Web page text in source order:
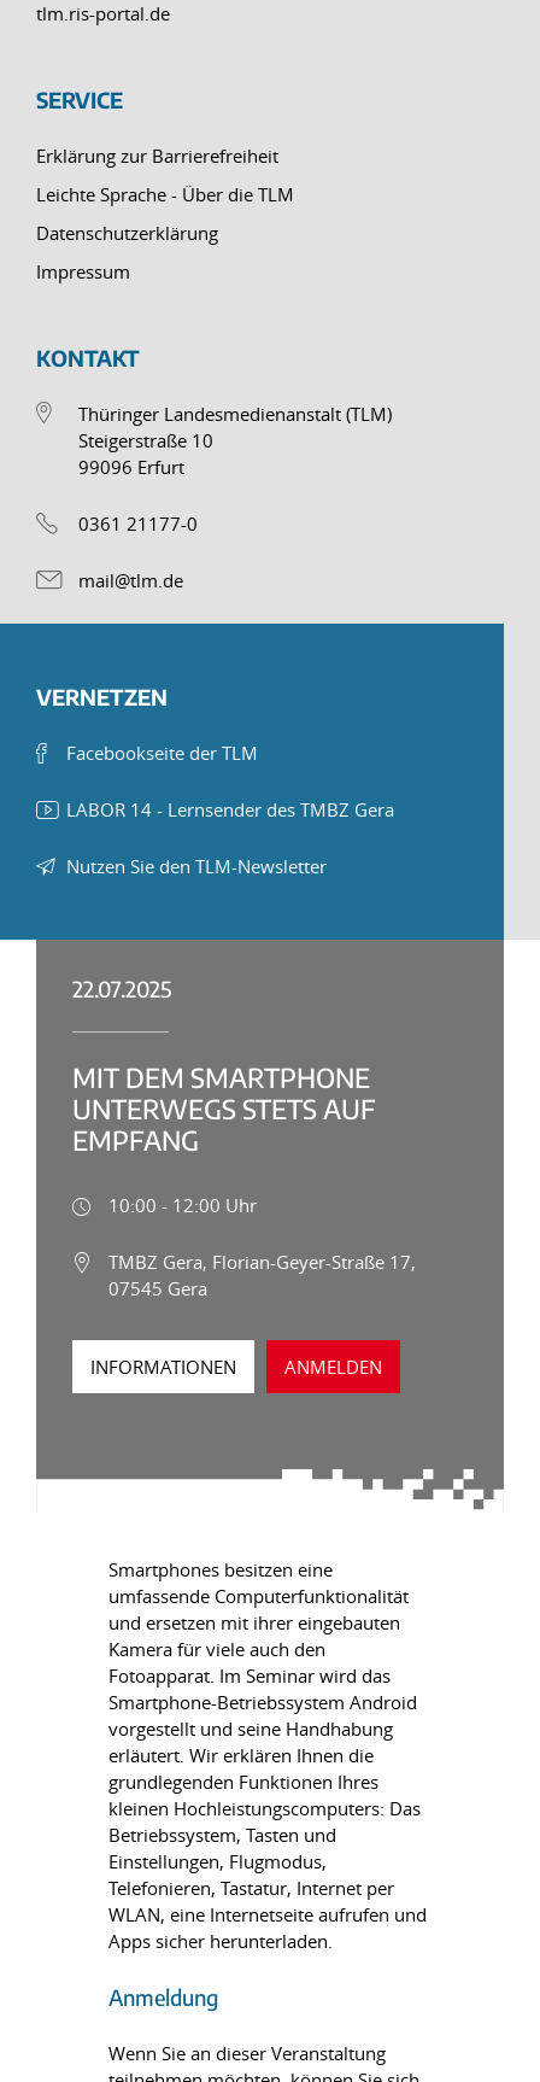
tlm.ris-portal.de
SERVICE
Erklärung zur Barrierefreiheit
Leichte Sprache - Über die TLM
Datenschutzerklärung
Impressum
KONTAKT
Thüringer Landesmedienanstalt (TLM)
Steigerstraße 10
99096 Erfurt
0361 21177-0
mail@tlm.de
VERNETZEN
Facebookseite der TLM
LABOR 14 - Lernsender des TMBZ Gera
Nutzen Sie den TLM-Newsletter
22.07.2025
MIT DEM SMARTPHONE
UNTERWEGS STETS AUF
EMPFANG
10:00 - 12:00 Uhr
TMBZ Gera, Florian-Geyer-Straße 17,
07545 Gera
INFORMATIONEN ANMELDEN
Smartphones besitzen eine
umfassende Computerfunktionalität
und ersetzen mit ihrer eingebauten
Kamera für viele auch den
Fotoapparat. Im Seminar wird das
Smartphone-Betriebssystem Android
vorgestellt und seine Handhabung
erläutert. Wir erklären Ihnen die
grundlegenden Funktionen Ihres
kleinen Hochleistungscomputers: Das
Betriebssystem, Tasten und
Einstellungen, Flugmodus,
Telefonieren, Tastatur, Internet per
WLAN, eine Internetseite aufrufen und
Apps sicher herunterladen.
Anmeldung
Wenn Sie an dieser Veranstaltung